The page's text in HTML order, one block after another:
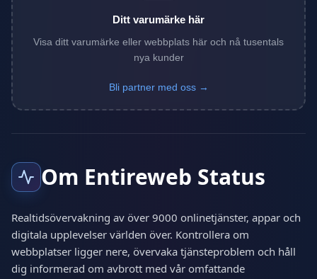
Ditt varumärke här
Visa ditt varumärke eller webbplats här och nå tusentals
nya kunder
Bli partner med oss →
Om Entireweb Status
Realtidsövervakning av över 9000 onlinetjänster, appar och
digitala upplevelser världen över. Kontrollera om
webbplatser ligger nere, övervaka tjänsteproblem och håll
dig informerad om avbrott med vår omfattande